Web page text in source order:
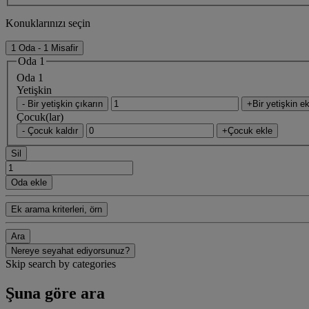
Konuklarınızı seçin
1 Oda - 1 Misafir
Oda 1
Oda 1
Yetişkin
- Bir yetişkin çıkarın +Bir yetişkin
Çocuk(lar)
- Çocuk kaldır +Çocuk ekle
Sil
Oda ekle
Ek arama kriterleri, örn
Ara
Nereye seyahat ediyorsunuz?
Skip search by categories
Şuna göre ara